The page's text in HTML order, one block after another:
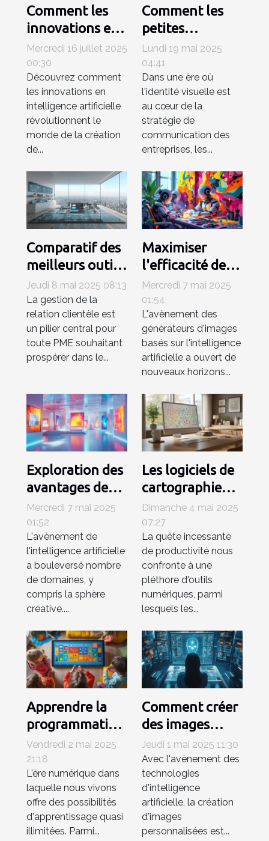
Comment les
innovations en
IA
transforment-
elles la création
de contenu
numérique ?
Mercredi 16 juillet 2025
00:30
Découvrez comment
les innovations en
intelligence artificielle
révolutionnent le
monde de la création
de...
Comment les
petites
entreprises
peuvent tirer
profit des
générateurs de
logo AI
Lundi 19 mai 2025
04:41
Dans une ère où
l'identité visuelle est
au cœur de la
stratégie de
communication des
entreprises, les...
Comparatif des
meilleurs outils
CRM pour PME
en 2023
efficacité et
coût
Jeudi 8 mai 2025 08:13
La gestion de la
relation clientèle est
un pilier central pour
toute PME souhaitant
prospérer dans le...
Maximiser
l'efficacité des
générateurs
d'images IA
pour les projets
artistiques
Mercredi 7 mai 2025
01:54
L'avènement des
générateurs d'images
basés sur l'intelligence
artificielle a ouvert de
nouveaux horizons...
Exploration des
avantages des
générateurs
d'images IA
pour les
professionnels
créatifs
Mercredi 7 mai 2025
01:52
L'avènement de
l'intelligence artificielle
a bouleversé nombre
de domaines, y
compris la sphère
créative....
Les logiciels de
cartographie
mentale sous-
utilisés pour
booster votre
productivité
Dimanche 4 mai 2025
07:27
La quête incessante
de productivité nous
confronte à une
pléthore d'outils
numériques, parmi
lesquels les...
Apprendre la
programmation
avec des
logiciels
interactifs pour
enfants
Vendredi 2 mai 2025
21:18
L'ère numérique dans
laquelle nous vivons
offre des possibilités
d'apprentissage quasi
illimitées. Parmi...
Comment créer
des images
personnalisées
rapidement
grâce à l'IA
Jeudi 1 mai 2025 11:30
Avec l'avènement des
technologies
d'intelligence
artificielle, la création
d'images
personnalisées est...